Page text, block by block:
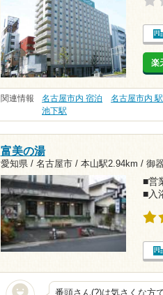
楽
関連情報 名古屋市内 宿泊 名古屋市内
池下駅
富美の湯
愛知県 / 名古屋市 / 本山駅2.94km / 御
■営
■入
番頭さん(?)は気さくな方